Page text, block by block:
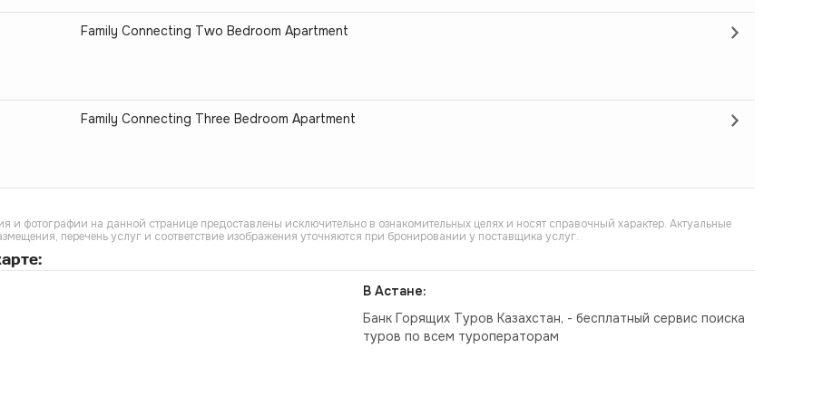
Family Connecting Two Bedroom Apartment
Family Connecting Three Bedroom Apartment
и фотографии на данной странице предоставлены исключительно в ознакомительных целях и носят справочный характер. Актуальные
перечень услуг и соответствие изображения уточняются при бронировании у поставщика услуг.
В Астане:
Банк Горящих Туров Казахстан, - бесплатный сервис поиска
туров по всем туроператорам